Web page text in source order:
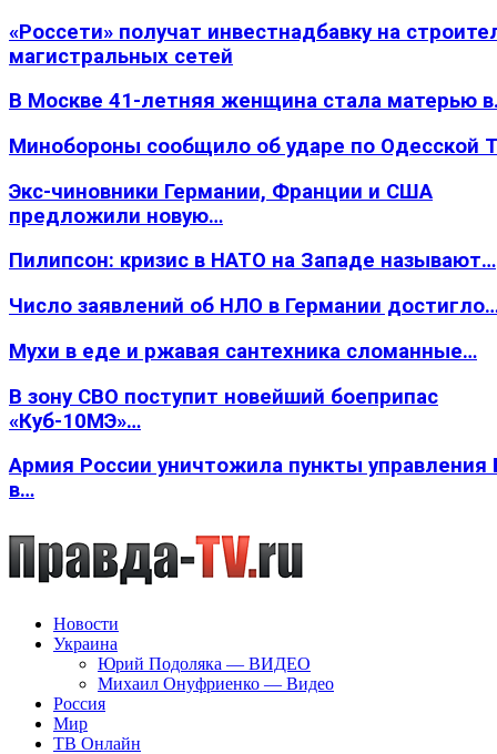
«Россети» получат инвестнадбавку на
магистральных сетей
В Москве 41-летняя женщина стала матерью
Минобороны сообщило об ударе по Одесской
Экс-чиновники Германии, Франции и США
предложили новую…
Пилипсон: кризис в НАТО на Западе называют…
Число заявлений об НЛО в Германии
Мухи в еде и ржавая сантехника сломанные…
В зону СВО поступит новейший боеприпас
«Куб-10МЭ»…
Армия России уничтожила пункты
в…
Новости
Украина
Юрий Подоляка — ВИДЕО
Михаил Онуфриенко — Видео
Россия
Мир
ТВ Онлайн